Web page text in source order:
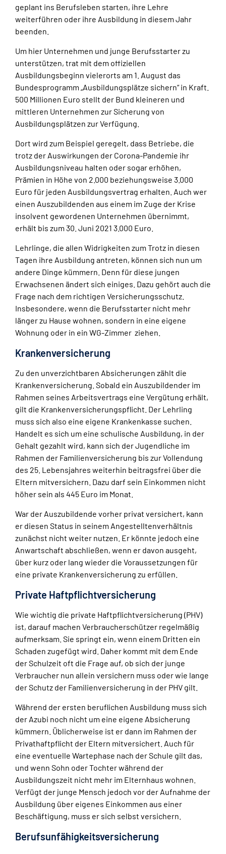
geplant ins Berufsleben starten, ihre Lehre
weiterführen oder ihre Ausbildung in diesem Jahr
beenden.
Um hier Unternehmen und junge Berufsstarter zu
unterstützen, trat mit dem offiziellen
Ausbildungsbeginn vielerorts am 1. August das
Bundesprogramm „Ausbildungsplätze sichern“ in Kraft.
500 Millionen Euro stellt der Bund kleineren und
mittleren Unternehmen zur Sicherung von
Ausbildungsplätzen zur Verfügung.
Dort wird zum Beispiel geregelt, dass Betriebe, die
trotz der Auswirkungen der Corona-Pandemie ihr
Ausbildungsniveau halten oder sogar erhöhen,
Prämien in Höhe von 2.000 beziehungsweise 3.000
Euro für jeden Ausbildungsvertrag erhalten. Auch wer
einen Auszubildenden aus einem im Zuge der Krise
insolvent gewordenen Unternehmen übernimmt,
erhält bis zum 30. Juni 2021 3.000 Euro.
Lehrlinge, die allen Widrigkeiten zum Trotz in diesen
Tagen ihre Ausbildung antreten, können sich nun um
andere Dinge kümmern. Denn für diese jungen
Erwachsenen ändert sich einiges. Dazu gehört auch die
Frage nach dem richtigen Versicherungsschutz.
Insbesondere, wenn die Berufsstarter nicht mehr
länger zu Hause wohnen, sondern in eine eigene
Wohnung oder in ein WG-Zimmer ziehen.
Krankenversicherung
Zu den unverzichtbaren Absicherungen zählt die
Krankenversicherung. Sobald ein Auszubildender im
Rahmen seines Arbeitsvertrags eine Vergütung erhält,
gilt die Krankenversicherungspflicht. Der Lehrling
muss sich also eine eigene Krankenkasse suchen.
Handelt es sich um eine schulische Ausbildung, in der
Gehalt gezahlt wird, kann sich der Jugendliche im
Rahmen der Familienversicherung bis zur Vollendung
des 25. Lebensjahres weiterhin beitragsfrei über die
Eltern mitversichern. Dazu darf sein Einkommen nicht
höher sein als 445 Euro im Monat.
War der Auszubildende vorher privat versichert, kann
er diesen Status in seinem Angestelltenverhältnis
zunächst nicht weiter nutzen. Er könnte jedoch eine
Anwartschaft abschließen, wenn er davon ausgeht,
über kurz oder lang wieder die Voraussetzungen für
eine private Krankenversicherung zu erfüllen.
Private Haftpflichtversicherung
Wie wichtig die private Haftpflichtversicherung (PHV)
ist, darauf machen Verbraucherschützer regelmäßig
aufmerksam. Sie springt ein, wenn einem Dritten ein
Schaden zugefügt wird. Daher kommt mit dem Ende
der Schulzeit oft die Frage auf, ob sich der junge
Verbraucher nun allein versichern muss oder wie lange
der Schutz der Familienversicherung in der PHV gilt.
Während der ersten beruflichen Ausbildung muss sich
der Azubi noch nicht um eine eigene Absicherung
kümmern. Üblicherweise ist er dann im Rahmen der
Privathaftpflicht der Eltern mitversichert. Auch für
eine eventuelle Wartephase nach der Schule gilt das,
und wenn Sohn oder Tochter während der
Ausbildungszeit nicht mehr im Elternhaus wohnen.
Verfügt der junge Mensch jedoch vor der Aufnahme der
Ausbildung über eigenes Einkommen aus einer
Beschäftigung, muss er sich selbst versichern.
Berufsunfähigkeitsversicherung